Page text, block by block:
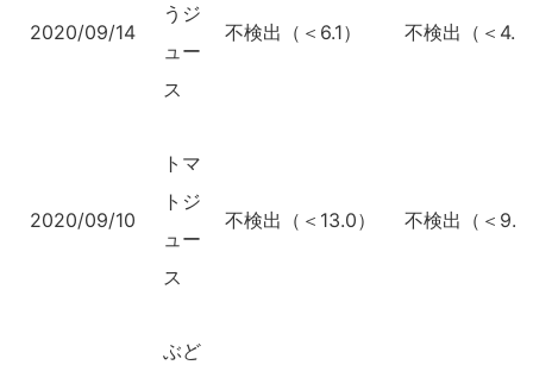
2020/09/14
うジ
ュー
ス
不検出（＜6.1） 不検出（＜4.5
2020/09/10
トマ
トジ
ュー
ス
不検出（＜13.0） 不検出（＜9.8
ぶど